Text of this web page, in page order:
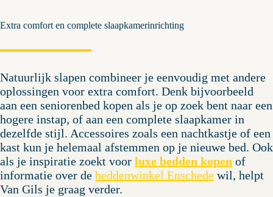
Extra comfort en complete slaapkamerinrichting
Natuurlijk slapen combineer je eenvoudig met andere
oplossingen voor extra comfort. Denk bijvoorbeeld
aan een seniorenbed kopen als je op zoek bent naar een
hogere instap, of aan een complete slaapkamer in
dezelfde stijl. Accessoires zoals een nachtkastje of een
kast kun je helemaal afstemmen op je nieuwe bed. Ook
als je inspiratie zoekt voor luxe bedden kopen of
informatie over de beddenwinkel Enschede wil, helpt
Van Gils je graag verder.